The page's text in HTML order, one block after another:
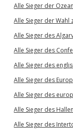
Alle Sieger der
Alle Sieger der Wahl
Alle Sieger des
Alle Sieger des
Alle Sieger des
Alle Sieger des
Alle Sieger des
Alle Sieger des
Alle Sieger des